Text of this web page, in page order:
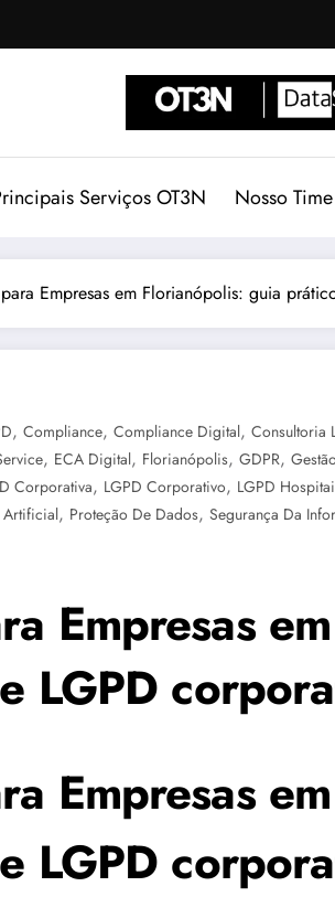
Serviços OT3N Nosso Time
Empresas em Florianópolis: guia
, Compliance, Compliance Digital, Consultoria
, ECA Digital, Florianópolis, GDPR,
Corporativa, LGPD Corporativo, LGPD
Artificial, Proteção De Dados, Segurança Da
Empresas
LGPD
Empresas
LGPD